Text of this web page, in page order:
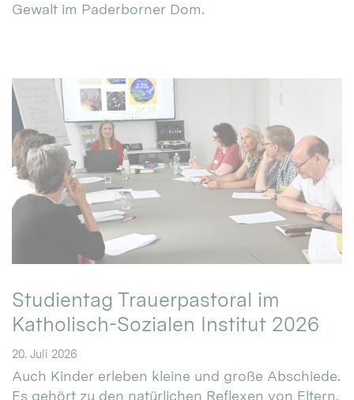
Gewalt im Paderborner Dom.
Studientag Trauerpastoral im
Katholisch-Sozialen Institut 2026
20. Juli 2026
Auch Kinder erleben kleine und große Abschiede.
Es gehört zu den natürlichen Reflexen von Eltern,